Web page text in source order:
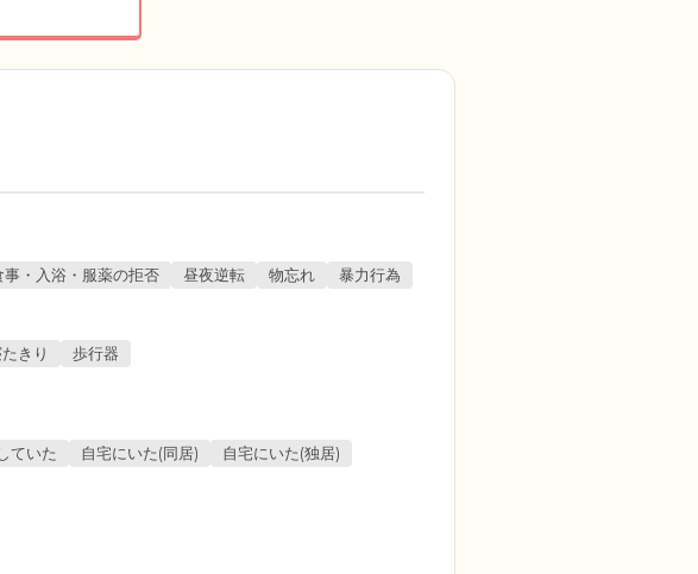
事・入浴・服薬の拒否 昼夜逆転 物忘れ
暴力行為
きり 歩行器
ていた 自宅にいた(同居) 自宅にいた(独居)